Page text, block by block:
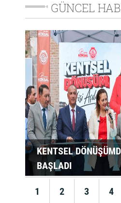
GÜNCEL
KENTSEL
BAŞLADI
1 2 3 4